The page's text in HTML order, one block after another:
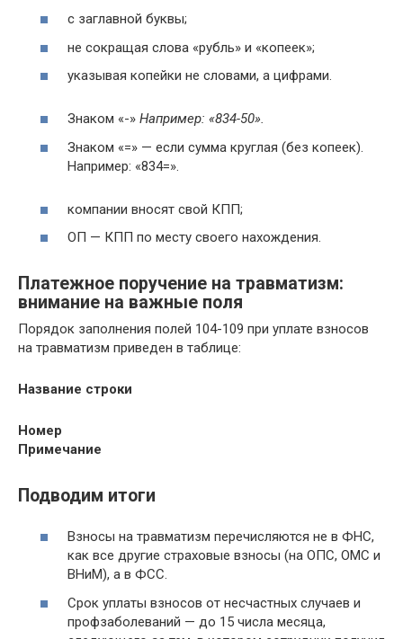
с заглавной буквы;
не сокращая слова «рубль» и «копеек»;
указывая копейки не словами, а цифрами.
Знаком «-» Например: «834-50».
Знаком «=» — если сумма круглая (без копеек).
Например: «834=».
компании вносят свой КПП;
ОП — КПП по месту своего нахождения.
Платежное поручение на травматизм:
внимание на важные поля
Порядок заполнения полей 104-109 при уплате взносов
на травматизм приведен в таблице:
Название строки
Номер
Примечание
Подводим итоги
Взносы на травматизм перечисляются не в ФНС,
как все другие страховые взносы (на ОПС, ОМС и
ВНиМ), а в ФСС.
Срок уплаты взносов от несчастных случаев и
профзаболеваний — до 15 числа месяца,